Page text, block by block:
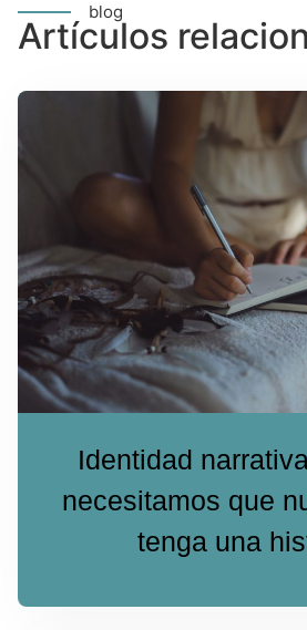
blog
Artículos
Identidad
necesitamos que
tenga una